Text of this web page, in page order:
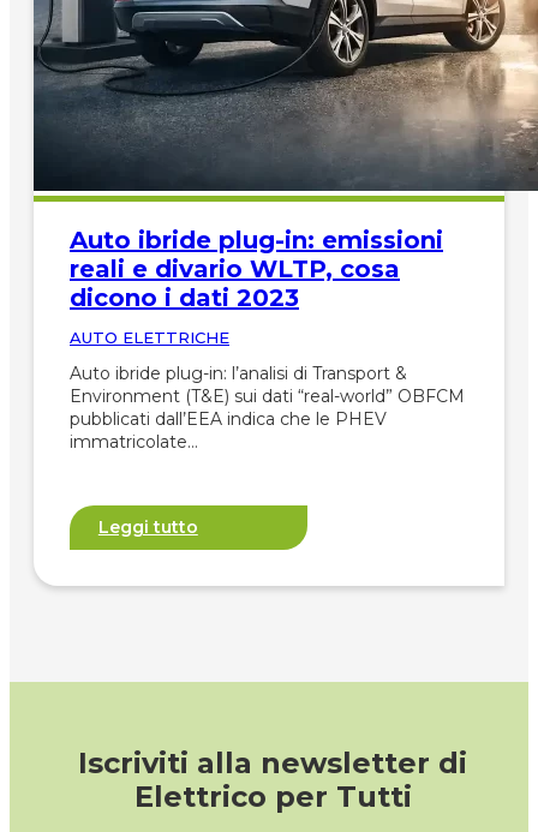
Auto ibride plug-in: emissioni
reali e divario WLTP, cosa
dicono i dati 2023
AUTO ELETTRICHE
Auto ibride plug-in: l’analisi di Transport &
Environment (T&E) sui dati “real-world” OBFCM
pubblicati dall’EEA indica che le PHEV
immatricolate…
Leggi tutto
Iscriviti alla newsletter di
Elettrico per Tutti